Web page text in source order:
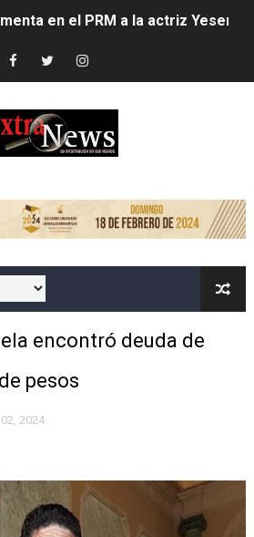
en el PRM a la actriz Yesenia
entrega trofeo de campeonato
mayores acciones ante
AWARDS ESTÁN LISTOS PARA
ABRE PRIMER LOCKER DEL
asegura impulsará grandes
deuda de 1,723 millones
Mejía inicia cambios en su
movido al 27 de julio
como Académica de
encontró deuda de
pesos
2024